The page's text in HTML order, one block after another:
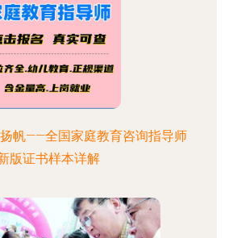
帆——全国家庭教育咨询指导师
版证书样本详解